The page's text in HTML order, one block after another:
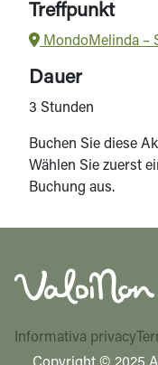
Treffpunkt
MondoMelinda –
Dauer
3 Stunden
Buchen Sie diese
Wählen Sie zuerst
Buchung aus.
Informativa privacy